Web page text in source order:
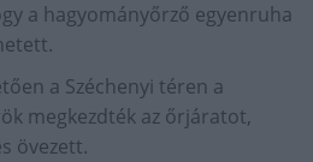
a hagyományőrző egyenruha
a Széchenyi téren a
megkezdték az őrjáratot,
övezett.